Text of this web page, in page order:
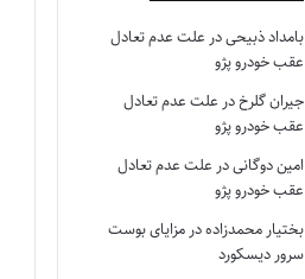
بامداد ذبیحیدر علت عدم تعادل
عقب خودرو پژو
جیران گلرخدر علت عدم تعادل
عقب خودرو پژو
امین دوگانیدر علت عدم تعادل
عقب خودرو پژو
بختیار محمدزادهدرمزایای بوست
سرور دیسکورد